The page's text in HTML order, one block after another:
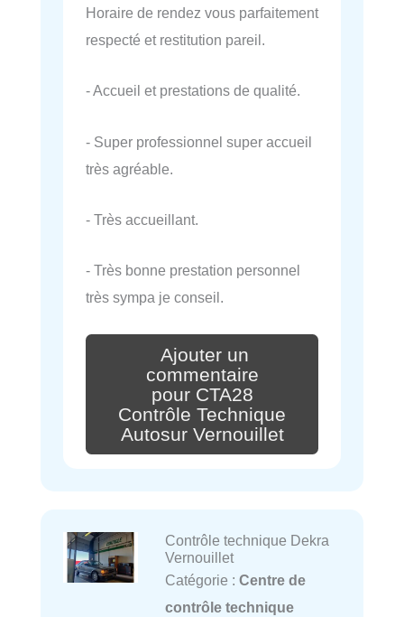
Horaire de rendez vous parfaitement
respecté et restitution pareil.
- Accueil et prestations de qualité.
- Super professionnel super accueil
très agréable.
- Très accueillant.
- Très bonne prestation personnel
très sympa je conseil.
Ajouter un
commentaire
pour CTA28
Contrôle Technique
Autosur Vernouillet
Contrôle technique Dekra
Vernouillet
Catégorie : Centre de
contrôle technique